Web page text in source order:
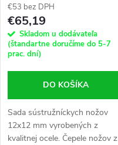
€53 bez DPH
€65,19
Skladom u dodávateľa
(štandartne doručíme do 5-7
prac. dní)
DO KOŠÍKA
Sada sústružníckych nožov
12x12 mm vyrobených z
kvalitnej ocele. Čepele nožov z